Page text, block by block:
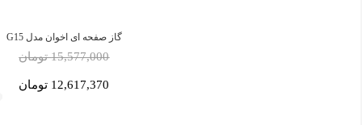
گاز صفحه ای اخوان مدل G15
15,577,000 تومان
12,617,370 تومان